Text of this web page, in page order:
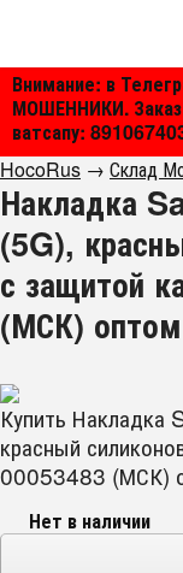
Внимание: в
МОШЕННИКИ. Заказ
ватсапу:
HocoRus → Склад
Накладка
(5G),
с защитой
(МСК) оптом
Купить
красный
00053483 (МСК)
Нет в наличии